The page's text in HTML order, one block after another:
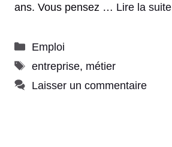
ans. Vous pensez … Lire la suite
Catégories
Emploi
Étiquettes
entreprise, métier
Laisser un commentaire